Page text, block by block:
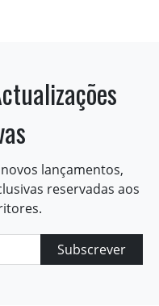
lançamentos,
reservadas aos
Subscrever